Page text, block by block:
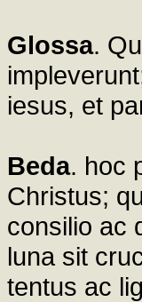
Glossa.
iesus, et
Beda. hoc
Christus;
consilio ac
luna sit
tentus ac